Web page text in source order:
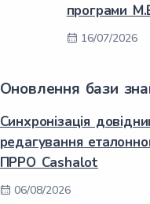
програми
16/07/2026
Оновлення бази
Синхронізація
редагування
ПРРО Cashalot
06/08/2026